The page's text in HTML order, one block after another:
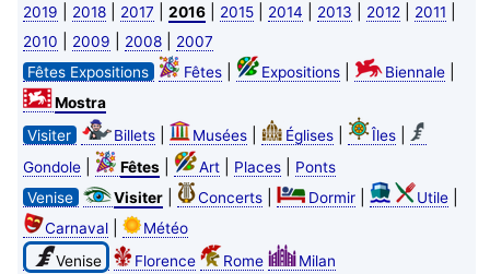
2019 2018| 2017 2016| 2015| 2014 2013 2012 2011
2010 2009 2008|
2007
Fêtes Expositions
Fêtes| Expositions| Biennale|
Mostra
Visiter
Billets| Musées| Églises| Îles|
Gondole| Fêtes| Art| Places|
Ponts
Venise
Visiter| Concerts| Dormir| Utile|
Carnaval|
Météo
Venise
Florence Rome Milan